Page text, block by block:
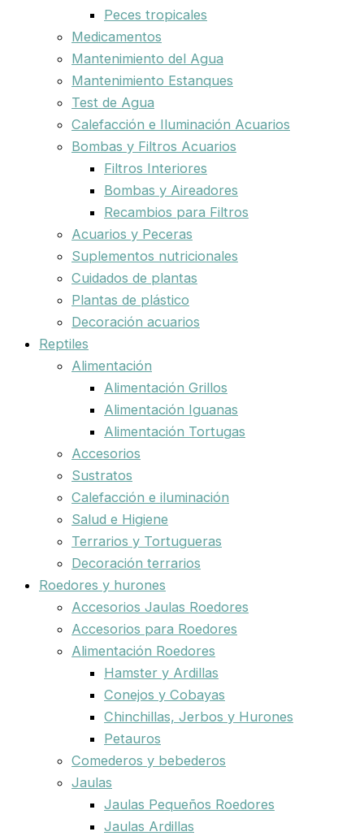
Peces tropicales
Medicamentos
Mantenimiento del Agua
Mantenimiento Estanques
Test de Agua
Calefacción e Iluminación Acuarios
Bombas y Filtros Acuarios
Filtros Interiores
Bombas y Aireadores
Recambios para Filtros
Acuarios y Peceras
Suplementos nutricionales
Cuidados de plantas
Plantas de plástico
Decoración acuarios
Reptiles
Alimentación
Alimentación Grillos
Alimentación Iguanas
Alimentación Tortugas
Accesorios
Sustratos
Calefacción e iluminación
Salud e Higiene
Terrarios y Tortugueras
Decoración terrarios
Roedores y hurones
Accesorios Jaulas Roedores
Accesorios para Roedores
Alimentación Roedores
Hamster y Ardillas
Conejos y Cobayas
Chinchillas, Jerbos y Hurones
Petauros
Comederos y bebederos
Jaulas
Jaulas Pequeños Roedores
Jaulas Ardillas